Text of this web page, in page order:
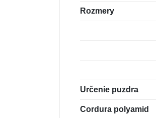
Rozmery
Určenie puzdra
Cordura polyamid